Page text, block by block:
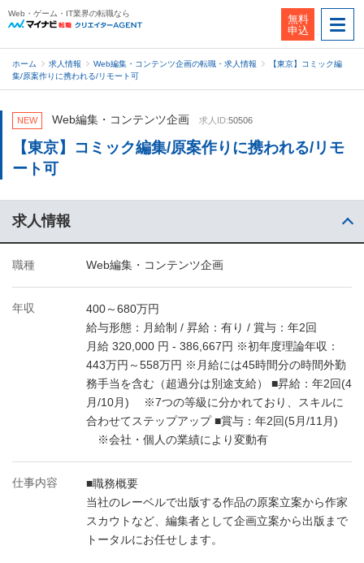
Web・ゲーム・IT業界の転職なら
無料
申込
ホーム 求人情報 Web編集・コンテンツ企画の転職・求人情報
【東京】コミック編
集/原案作りに携われる/リモート可
NEW Web編集・コンテンツ企画 求人ID:50506
【東京】コミック編集/原案作りに携われる/リモ
ート可
求人情報
職種 Web編集・コンテンツ企画
年収
400～680万円
給与形態：月給制 / 昇給：有り / 賞与：年2回
月給 320,000 円 - 386,667円 ※初年度理論年収：
443万円～558万円 ※月給には45時間分の時間外勤
務手当を含む（超過分は別途支給） ■昇給：年2回(4
月/10月) ※7つの等級に分かれており、スキルに
合わせてステップアップ ■賞与：年2回(5月/11月)
※会社・個人の業績により変動有
仕事内容
■職務概要
当社のレーベルで出版する作品の原案立案から作家
スカウトなど、編集者として企画立案から出版まで
トータルにお任せします。